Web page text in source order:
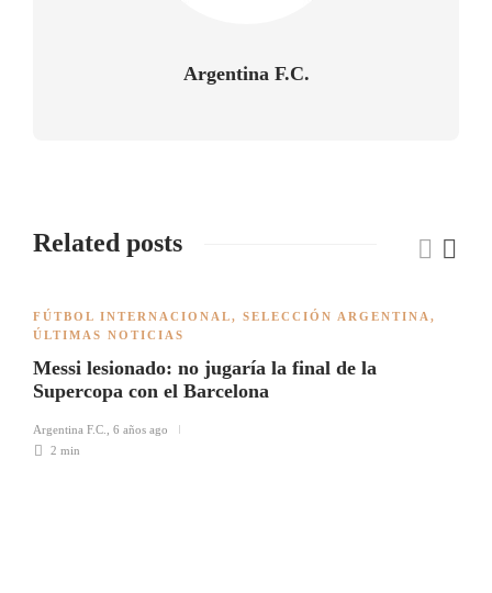
Argentina F.C.
Related posts
FÚTBOL INTERNACIONAL, SELECCIÓN ARGENTINA ,
ÚLTIMAS NOTICIAS
Messi lesionado: no jugaría la final de la
Supercopa con el Barcelona
Argentina F.C.
6 años ago
2 min